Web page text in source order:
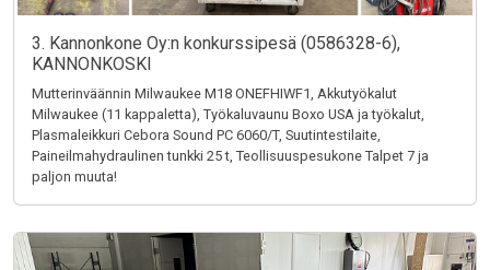
3. Kannonkone Oy:n konkurssipesä (0586328-6),
KANNONKOSKI
Mutterinväännin Milwaukee M18 ONEFHIWF1, Akkutyökalut
Milwaukee (11 kappaletta), Työkaluvaunu Boxo USA ja työkalut,
Plasmaleikkuri Cebora Sound PC 6060/T, Suutintestilaite,
Paineilmahydraulinen tunkki 25 t, Teollisuuspesukone Talpet 7 ja
paljon muuta!